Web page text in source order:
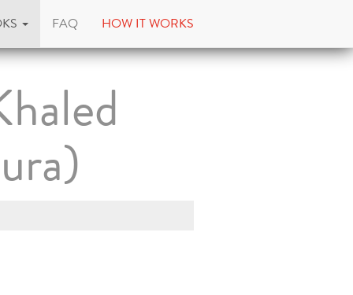
FAQ HOW IT WORKS